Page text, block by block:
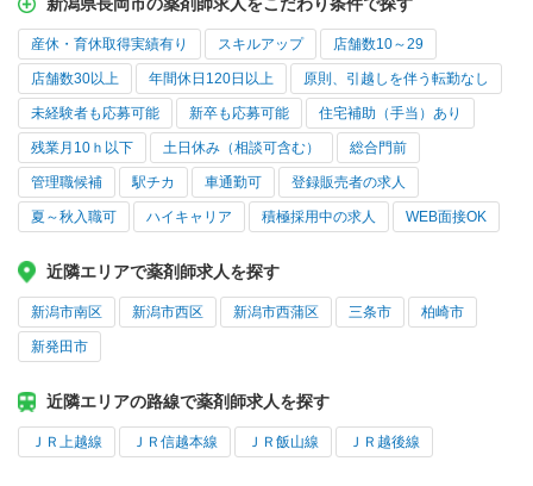
産休・育休取得実績有り スキルアップ 店舗数10～29
店舗数30以上 年間休日120日以上 原則、引越しを伴う転勤なし
未経験者も応募可能 新卒も応募可能 住宅補助（手当）あり
残業月10ｈ以下 土日休み（相談可含む） 総合門前
管理職候補 駅チカ 車通勤可 登録販売者の求人
夏～秋入職可 ハイキャリア 積極採用中の求人 WEB面接OK
近隣エリアで薬剤師求人を探す
新潟市南区 新潟市西区 新潟市西蒲区 三条市 柏崎市
新発田市
近隣エリアの路線で薬剤師求人を探す
ＪＲ上越線 ＪＲ信越本線 ＪＲ飯山線 ＪＲ越後線